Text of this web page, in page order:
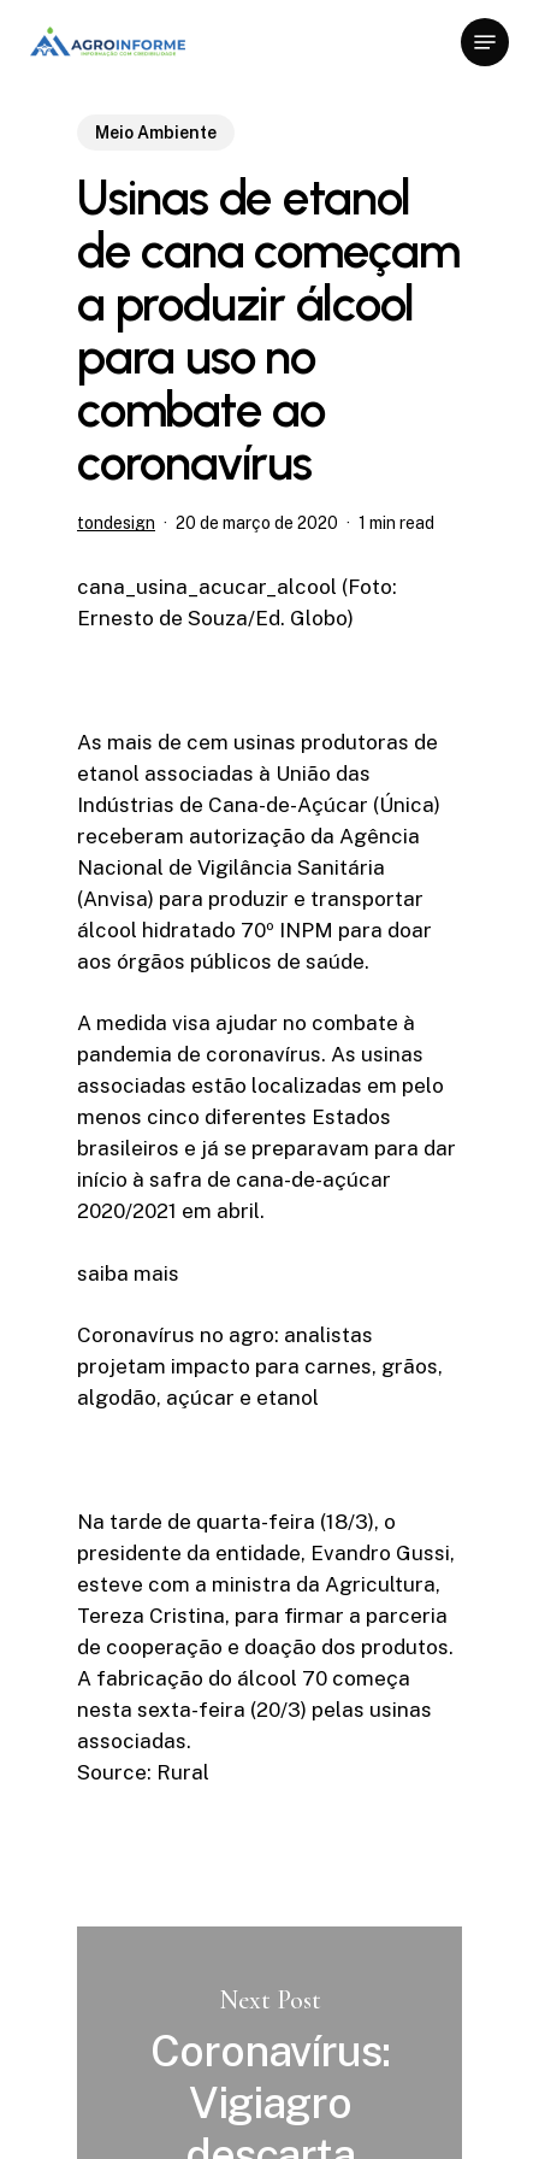
Menu
Meio Ambiente
Usinas de etanol
de cana começam
a produzir álcool
para uso no
combate ao
coronavírus
tondesign 20 de março de 2020 1 min read
cana_usina_acucar_alcool (Foto:
Ernesto de Souza/Ed. Globo)
As mais de cem usinas produtoras de
etanol associadas à União das
Indústrias de Cana-de-Açúcar (Única)
receberam autorização da Agência
Nacional de Vigilância Sanitária
(Anvisa) para produzir e transportar
álcool hidratado 70º INPM para doar
aos órgãos públicos de saúde.
A medida visa ajudar no combate à
pandemia de coronavírus. As usinas
associadas estão localizadas em pelo
menos cinco diferentes Estados
brasileiros e já se preparavam para dar
início à safra de cana-de-açúcar
2020/2021 em abril.
saiba mais
Coronavírus no agro: analistas
projetam impacto para carnes, grãos,
algodão, açúcar e etanol
Na tarde de quarta-feira (18/3), o
presidente da entidade, Evandro Gussi,
esteve com a ministra da Agricultura,
Tereza Cristina, para firmar a parceria
de cooperação e doação dos produtos.
A fabricação do álcool 70 começa
nesta sexta-feira (20/3) pelas usinas
associadas.
Source: Rural
Next Post
Coronavírus:
Vigiagro